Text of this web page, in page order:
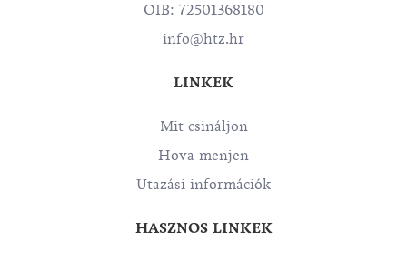
OIB: 72501368180
info@htz.hr
LINKEK
Mit csináljon
Hova menjen
Utazási információk
HASZNOS LINKEK